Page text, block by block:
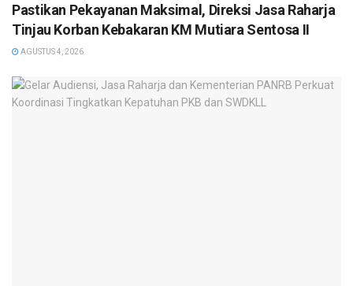
Pastikan Pekayanan Maksimal, Direksi Jasa Raharja
Tinjau Korban Kebakaran KM Mutiara Sentosa II
AGUSTUS 4, 2026